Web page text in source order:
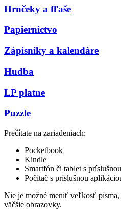
Hrnčeky a fľaše
Papiernictvo
Zápisníky a kalendáre
Hudba
LP platne
Puzzle
Prečítate na zariadeniach:
Pocketbook
Kindle
Smartfón či tablet s
Počítač s príslušnou
Nie je možné meniť veľkosť
väčšie obrazovky.